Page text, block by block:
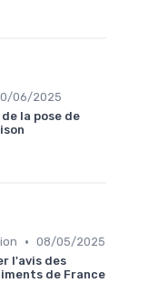
06/2025
la pose de
• 08/05/2025
l'avis des
de France